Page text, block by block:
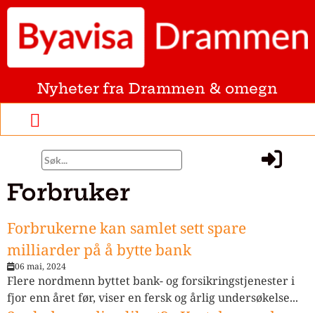
Nyheter fra Drammen & omegn
Forbruker
Forbrukerne kan samlet sett spare
milliarder på å bytte bank
06 mai, 2024
Flere nordmenn byttet bank- og forsikringstjenester i
fjor enn året før, viser en fersk og årlig undersøkelse...